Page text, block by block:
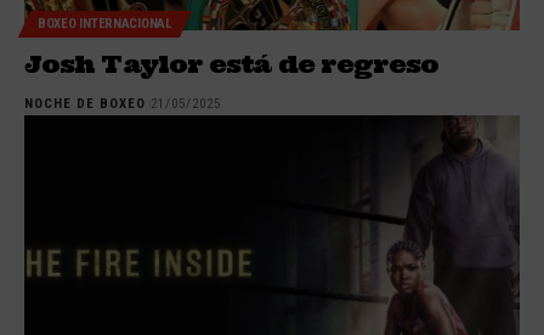
BOXEO INTERNACIONAL
Josh Taylor está de regreso
NOCHE DE BOXEO 21/05/2025